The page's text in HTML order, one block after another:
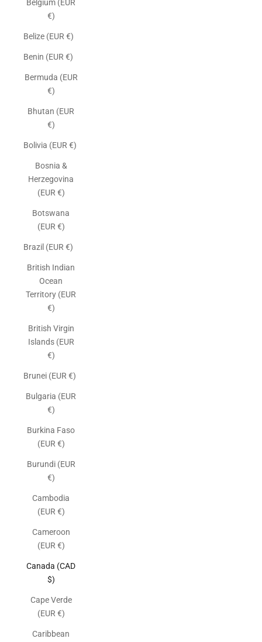
Belgium (EUR
€)
Belize (EUR €)
Benin (EUR €)
Bermuda (EUR
€)
Bhutan (EUR
€)
Bolivia (EUR €)
Bosnia &
Herzegovina
(EUR €)
Botswana
(EUR €)
Brazil (EUR €)
British Indian
Ocean
Territory (EUR
€)
British Virgin
Islands (EUR
€)
Brunei (EUR €)
Bulgaria (EUR
€)
Burkina Faso
(EUR €)
Burundi (EUR
€)
Cambodia
(EUR €)
Cameroon
(EUR €)
Canada (CAD
$)
Cape Verde
(EUR €)
Caribbean